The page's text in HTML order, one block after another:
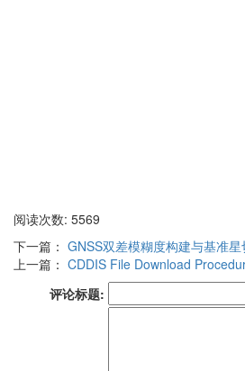
阅读次数: 5569
下一篇： GNSS双差模糊度构建与基准
上一篇： CDDIS File Download
评论标题: